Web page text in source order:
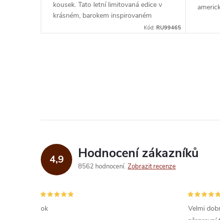
kousek. Tato letní limitovaná edice v
krásném, barokem inspirovaném
zeleném obalu, totiž nabízí rum doslova
Kód:RU99465
d
a
c
í
4,9 Hodnocení zákazníků
8562 hodnocení Zobrazit recenze
ok
Velmi